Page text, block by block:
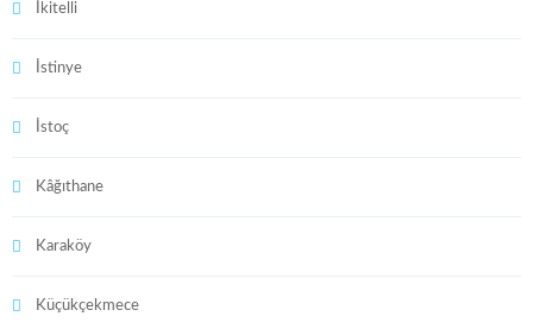
İkitelli
İstinye
İstoç
Kâğıthane
Karaköy
Küçükçekmece